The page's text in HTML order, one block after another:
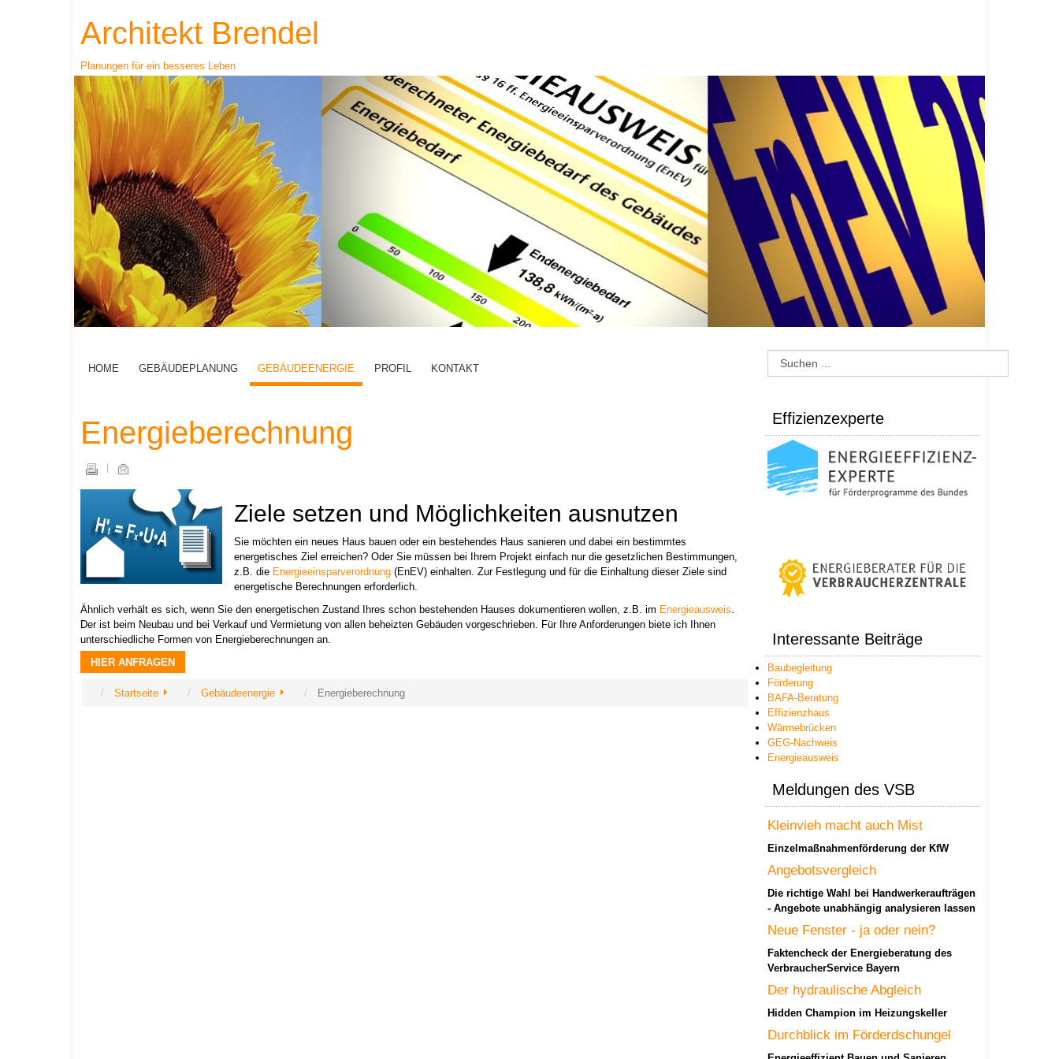
Architekt Brendel
Planungen für ein besseres Leben
HOME GEBÄUDEPLANUNG GEBÄUDEENERGIE PROFIL KONTAKT
Energieberechnung
Ziele setzen und Möglichkeiten ausnutzen
Sie möchten ein neues Haus bauen oder ein bestehendes Haus sanieren und dabei ein bestimmtes
energetisches Ziel erreichen? Oder Sie müssen bei Ihrem Projekt einfach nur die gesetzlichen Bestimmungen,
z.B. die Energieeinsparverordnung (EnEV) einhalten. Zur Festlegung und für die Einhaltung dieser Ziele sind
energetische Berechnungen erforderlich.
Ähnlich verhält es sich, wenn Sie den energetischen Zustand Ihres schon bestehenden Hauses dokumentieren wollen, z.B. im Energieausweis
Der ist beim Neubau und bei Verkauf und Vermietung von allen beheizten Gebäuden vorgeschrieben. Für Ihre Anforderungen biete ich Ihnen
unterschiedliche Formen von Energieberechnungen an.
HIER ANFRAGEN
Startseite Gebäudeenergie Energieberechnung
Effizienzexperte
Interessante Beiträge
Baubegleitung
Förderung
BAFA-Beratung
Effizienzhaus
Wärmebrücken
GEG-Nachweis
Energieausweis
Meldungen des VSB
Kleinvieh macht auch Mist
Einzelmaßnahmenförderung der KfW
Angebotsvergleich
Die richtige Wahl bei Handwerkeraufträgen
- Angebote unabhängig analysieren lassen
Neue Fenster - ja oder nein?
Faktencheck der Energieberatung des
VerbraucherService Bayern
Der hydraulische Abgleich
Hidden Champion im Heizungskeller
Durchblick im Förderdschungel